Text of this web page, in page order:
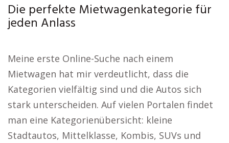
Die perfekte Mietwagenkategorie für
jeden Anlass
Meine erste Online-Suche nach einem
Mietwagen hat mir verdeutlicht, dass die
Kategorien vielfältig sind und die Autos sich
stark unterscheiden. Auf vielen Portalen findet
man eine Kategorienübersicht: kleine
Stadtautos, Mittelklasse, Kombis, SUVs und